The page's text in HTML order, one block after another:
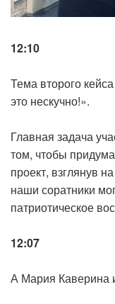
12:10
Тема второго
это нескучно!».
Главная задача
том, чтобы
проект, взглянув
наши соратники
патриотическое
12:07
А Мария Каверина